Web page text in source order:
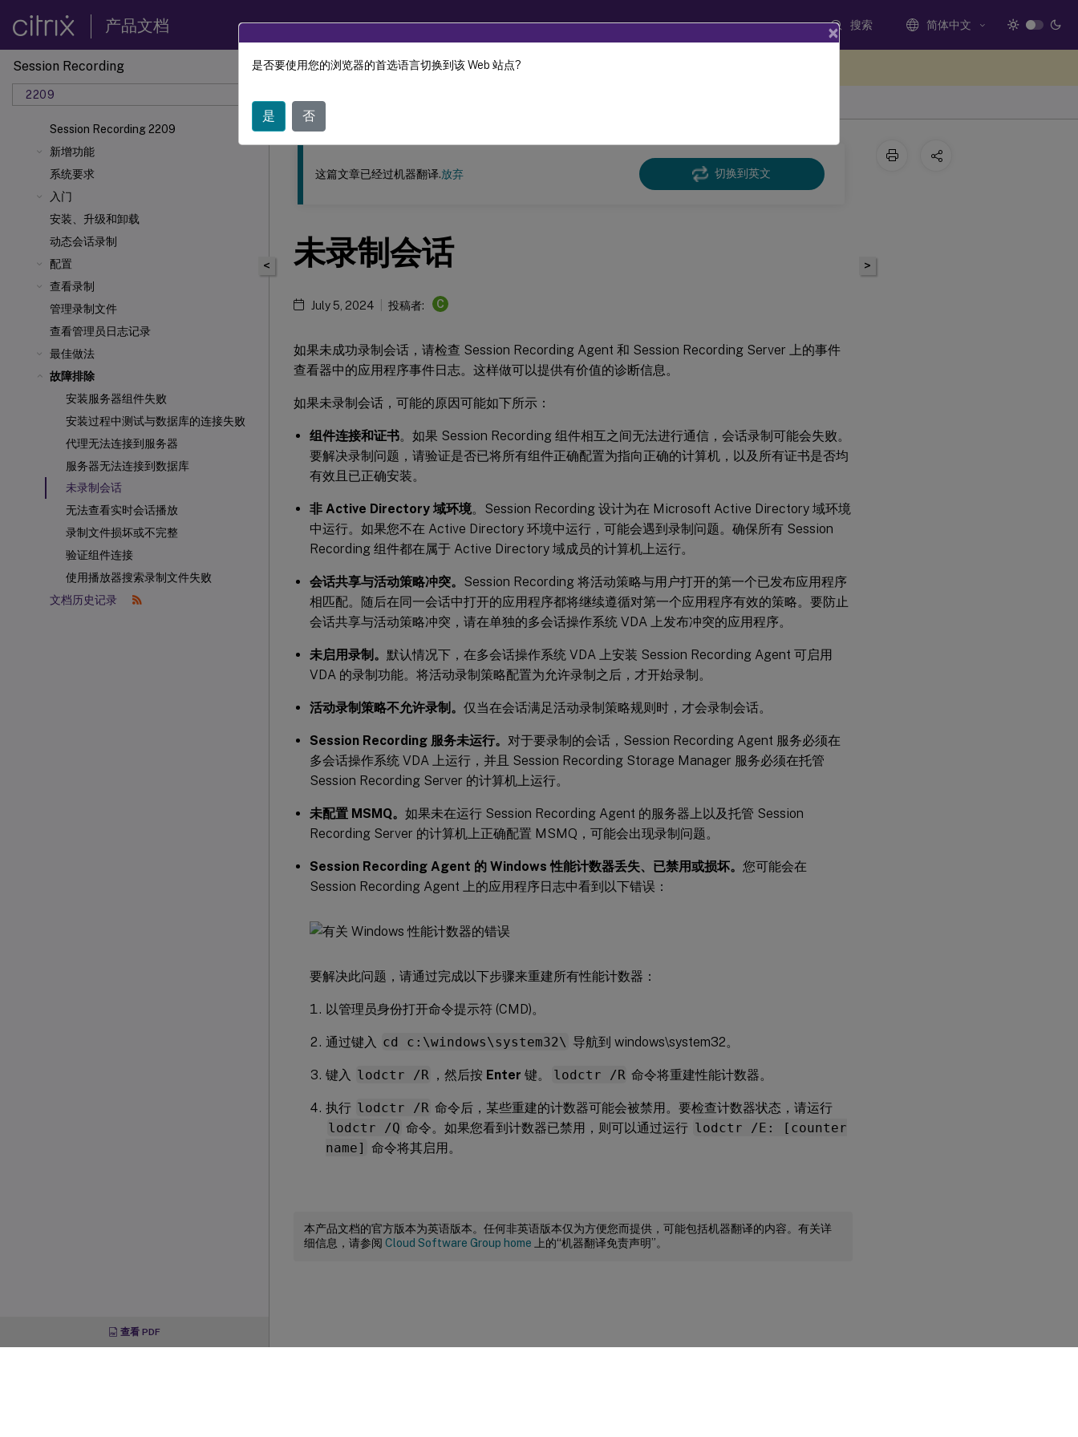
产品文档 搜索 简体中文
Session Recording
2209
Session Recording 2209
新增功能
系统要求
入门
安装、升级和卸载
动态会话录制
配置
查看录制
管理录制文件
查看管理员日志记录
最佳做法
故障排除
安装服务器组件失败
安装过程中测试与数据库的连接失败
代理无法连接到服务器
服务器无法连接到数据库
未录制会话
无法查看实时会话播放
录制文件损坏或不完整
验证组件连接
使用播放器搜索录制文件失败
文档历史记录
查看 PDF
此内容已经过机器动态翻译。
<
这篇文章已经过机器翻译.放弃 切换到英文
未录制会话
July 5, 2024 投稿者: C
如果未成功录制会话，请检查 Session Recording Agent 和 Session Recording Server 上的事件
查看器中的应用程序事件日志。这样做可以提供有价值的诊断信息。
如果未录制会话，可能的原因可能如下所示：
组件连接和证书。如果 Session Recording 组件相互之间无法进行通信，会话录制可能会失败。
要解决录制问题，请验证是否已将所有组件正确配置为指向正确的计算机，以及所有证书是否均
有效且已正确安装。
非 Active Directory 域环境。Session Recording 设计为在 Microsoft Active Directory 域环境
中运行。如果您不在 Active Directory 环境中运行，可能会遇到录制问题。确保所有 Session
Recording 组件都在属于 Active Directory 域成员的计算机上运行。
会话共享与活动策略冲突。 Session Recording 将活动策略与用户打开的第一个已发布应用程序
相匹配。随后在同一会话中打开的应用程序都将继续遵循对第一个应用程序有效的策略。要防止
会话共享与活动策略冲突，请在单独的多会话操作系统 VDA 上发布冲突的应用程序。
未启用录制。 默认情况下，在多会话操作系统 VDA 上安装 Session Recording Agent 可启用
VDA 的录制功能。将活动录制策略配置为允许录制之后，才开始录制。
活动录制策略不允许录制。 仅当在会话满足活动录制策略规则时，才会录制会话。
Session Recording 服务未运行。 对于要录制的会话，Session Recording Agent 服务必须在
多会话操作系统 VDA 上运行，并且 Session Recording Storage Manager 服务必须在托管
Session Recording Server 的计算机上运行。
未配置 MSMQ。 如果未在运行 Session Recording Agent 的服务器上以及托管 Session
Recording Server 的计算机上正确配置 MSMQ，可能会出现录制问题。
Session Recording Agent 的 Windows 性能计数器丢失、已禁用或损坏。 您可能会在
Session Recording Agent 上的应用程序日志中看到以下错误：
要解决此问题，请通过完成以下步骤来重建所有性能计数器：
以管理员身份打开命令提示符 (CMD)。
通过键入 cd c:\windows\system32\ 导航到 windows\system32。
键入 lodctr /R ，然后按 Enter 键。 lodctr /R 命令将重建性能计数器。
执行 lodctr /R 命令后，某些重建的计数器可能会被禁用。要检查计数器状态，请运行
lodctr /Q 命令。如果您看到计数器已禁用，则可以通过运行 lodctr /E: [counter
name] 命令将其启用。
本产品文档的官方版本为英语版本。任何非英语版本仅为方便您而提供，可能包括机器翻译的内容。有关详
细信息，请参阅 Cloud Software Group home 上的“机器翻译免责声明”。
>
×
是否要使用您的浏览器的首选语言切换到该 Web 站点?
是 否